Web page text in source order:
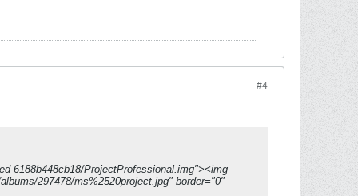
#4
6188b448cb18/ProjectProfessional.img"><img
297478/ms%2520project.jpg" border="0"